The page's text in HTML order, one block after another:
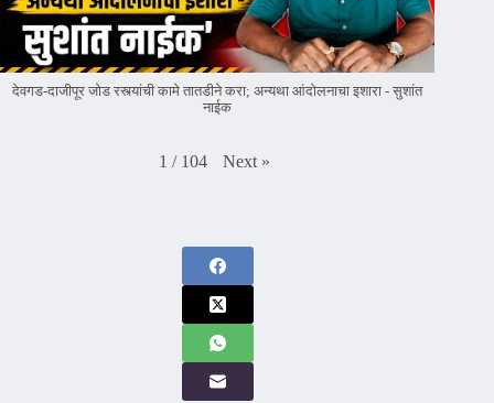
देवगड-दाजीपूर जोड रस्त्यांची कामे तातडीने करा; अन्यथा आंदोलनाचा इशारा - सुशांत
नाईक
1 / 104 Next »